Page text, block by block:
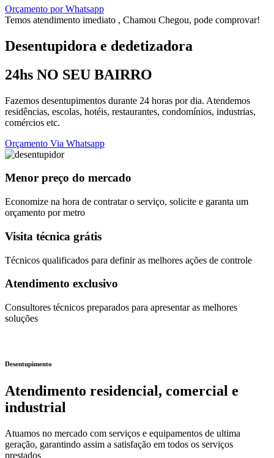
Orçamento por Whatsapp
Temos atendimento imediato , Chamou Chegou, pode comprovar!
Desentupidora e dedetizadora
24hs NO SEU BAIRRO
Fazemos desentupimentos durante 24 horas por dia. Atendemos
residências, escolas, hotéis, restaurantes, condomínios, industrias,
comércios etc.
Orçamento Via Whatsapp
Menor preço do mercado
Economize na hora de contratar o serviço, solicite e garanta um
orçamento por metro
Visita técnica grátis
Técnicos qualificados para definir as melhores ações de controle
Atendimento exclusivo
Consultores técnicos preparados para apresentar as melhores
soluções
Desentupimento
Atendimento residencial, comercial e
industrial
Atuamos no mercado com serviços e equipamentos de ultima
geração, garantindo assim a satisfação em todos os serviços
prestados